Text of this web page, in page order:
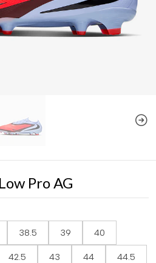
Pro AG
38.5 39 40
42.5 43 44 44.5